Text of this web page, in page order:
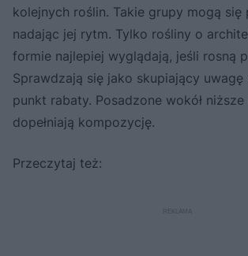
kolejnych roślin. Takie grupy mogą się
nadając jej rytm. Tylko rośliny o
formie najlepiej wyglądają, jeśli rosną
Sprawdzają się jako skupiający
punkt rabaty. Posadzone wokół niższe
dopełniają kompozycję.
Przeczytaj też: